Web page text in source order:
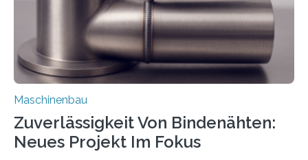
vom 23. bis 25. September in Nürnberg…
Maschinenbau
Zuverlässigkeit Von Bindenähten:
Neues Projekt Im Fokus